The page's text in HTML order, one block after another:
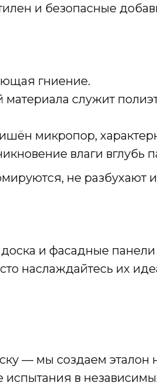
и безопасные
гниение.
служит
микропор,
влаги вглубь
не разбухают
и фасадные
наслаждайтесь их
— мы создаем эталон
в